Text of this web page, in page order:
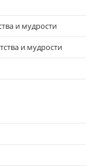
и мудрости
и мудрости